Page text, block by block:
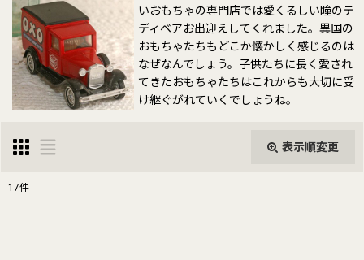
いおもちゃの専門店では愛くるしい瞳のテ
ディベアお出迎えしてくれました。異国の
おもちゃたちもどこか懐かしく感じるのは
なぜなんでしょう。子供たちに長く愛され
てきたおもちゃたちはこれからも大切に受
け継ぐがれていくでしょうね。
表示順変更
17件